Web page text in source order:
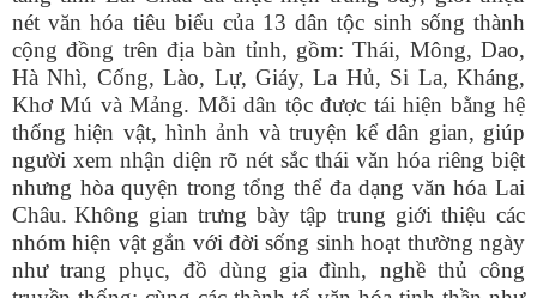
nét văn hóa tiêu biểu của 13 dân tộc sinh sống thành
cộng đồng trên địa bàn tỉnh, gồm: Thái, Mông, Dao,
Hà Nhì, Cống, Lào, Lự, Giáy, La Hủ, Si La, Kháng,
Khơ Mú và Mảng. Mỗi dân tộc được tái hiện bằng hệ
thống hiện vật, hình ảnh và truyện kể dân gian, giúp
người xem nhận diện rõ nét sắc thái văn hóa riêng biệt
nhưng hòa quyện trong tổng thể đa dạng văn hóa Lai
Châu. Không gian trưng bày tập trung giới thiệu các
nhóm hiện vật gắn với đời sống sinh hoạt thường ngày
như trang phục, đồ dùng gia đình, nghề thủ công